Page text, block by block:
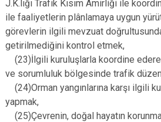
J.K.lığı Trafik Kısım Âmirliği ile
ile faaliyetlerin plânlamaya uygun
görevlerin ilgili mevzuat
getirilmediğini kontrol etmek,
(23)İlgili kuruluşlarla koordine
ve sorumluluk bölgesinde trafik
(24)Orman yangınlarına karşı ilgili
yapmak,
(25)Çevrenin, doğal hayatın